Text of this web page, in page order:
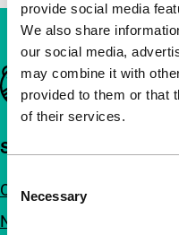
provide social media
We also share
our social media,
may combine it with
provided to them or that
of their services.
Selection
Necessary
Belangrijke links
Snel naar
Over ons
Nieuwsbrieven